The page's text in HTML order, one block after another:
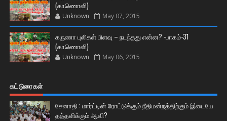
(காணொளி)
Unknown May 07, 2015
கருணா புலிகள் பிளவு – நடந்தது என்ன? -பாகம்-31
(காணொளி)
Unknown May 06, 2015
கட்டுரைகள்
சேனாதி : மார்ட்டின் ரோட்டுக்கும் நீதிமன்றத்திற்கும் இடையே
தத்தளிக்கும் ஆவி?